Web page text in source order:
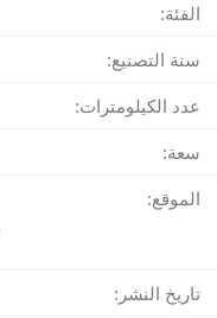
الفئة:
سنة التصنيع:
عدد الكيلومترات:
سعة:
الموقع:
تاريخ النشر: